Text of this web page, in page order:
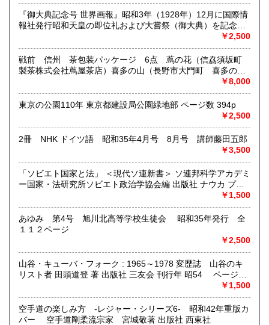
営業時間：10:00〜18:00
定休日：不定休
古本・骨董品の出張買取のお申込み・ご予約は、お電話・ま
たはメールにて承っております。 お気軽にお問合わせくださ
出張費は無料です。旧家、蔵のあるお宅、昭和40年以前の古
いお宅の買取は、遠方でも大歓迎です。
取り扱い分野
社会科学、美術工芸、古典籍、近代文献、外国書
『御大典記念号 世界画報』昭和3年（1928年）12月に国際情
報社発行昭和天皇の即位礼および大嘗祭（御大典）を記念す
るグラフ雑誌の臨時増刊号です。当時の儀式の様子や関連行
事を写した貴重な写真や解説が多数収録されています。
￥2,500
戦前 信州 茶包装パッケージ 6点 蔦の花（信劦須坂町
製茶株式会社蔦屋茶店）喜多の山（長野市大門町 喜多の園
本店）西沢園（長野県中堅町 西澤園本舗）梅の花（信州須
坂市梅の園茶店）奈良此園（信州中野町 西澤茶舗）美泉瀧
（信州長野市新町 茶間屋美濃久商店）瀧の音（信濃吉田本
￥8,000
東京の公園110年 東京都建設局公園緑地部 ページ数 394p
￥2,500
2冊 NHK ドイツ語 昭和35年4月号 8月号 講師藤田五郎
￥3,500
「ソビエト国家と法」 ＜現代ソ連新書＞ ソ連邦科学アカデミ
ー国家・法研究所ソビエト政治学協会編 出版社 ナウカ プロ
￥1,500
あゆみ 第4号 旭川北高等学校生徒会 昭和35年発行 全
１１２ページ
￥2,500
山谷・キューバ・フォーク : 1965～1978 変歴誌 山谷のキ
リスト者 田頭道登 著 出版社 三友会 刊行年 昭54 ページ数
￥1,500
空手道の楽しみ方 -レジャー・シリーズ6- 昭和42年重版カ
バー 空手道剛柔流宗家 宮城敬著 出版社 西東社